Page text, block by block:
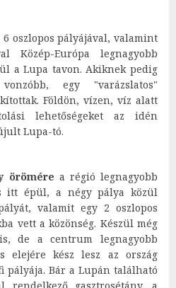
oszlopos pályájával, valamint
Közép-Európa legnagyobb
a Lupa tavon. Akiknek pedig
egy "varázslatos"
Földön, vízen, víz alatt
lehetőségeket az idén
Lupa-tó.
örömére a régió legnagyobb
itt épül, a négy pálya közül
valamit egy 2 oszlopos
vett a közönség. Készül még
de a centrum legnagyobb
elejére kész lesz az ország
pályája. Bár a Lupán található